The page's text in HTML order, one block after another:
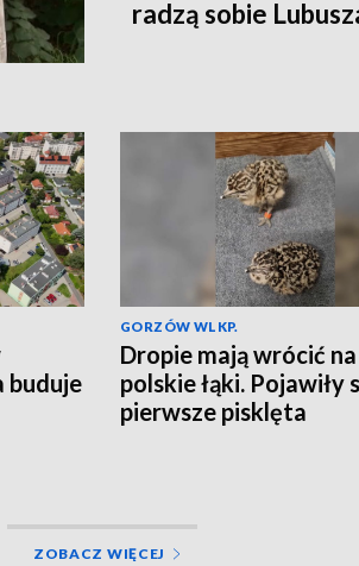
radzą sobie
buduje
GORZÓW WLKP.
Dropie mają wrócić na
polskie łąki. Pojawiły
pierwsze pisklęta
ZOBACZ WIĘCEJ